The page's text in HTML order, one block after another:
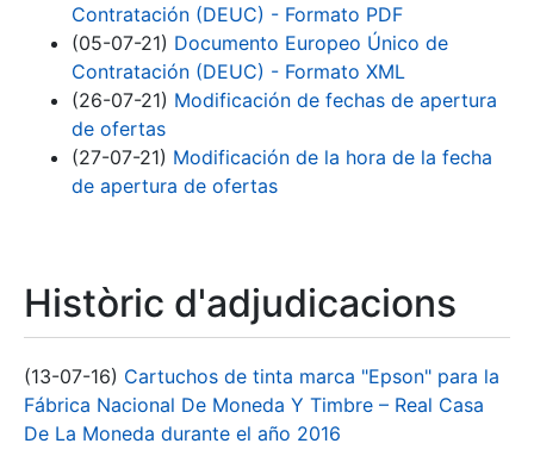
Contratación (DEUC) - Formato PDF
(05-07-21) Documento Europeo Único de
Contratación (DEUC) - Formato XML
(26-07-21) Modificación de fechas de apertura
de ofertas
(27-07-21) Modificación de la hora de la fecha
de apertura de ofertas
Històric d'adjudicacions
(13-07-16) Cartuchos de tinta marca "Epson" para la
Fábrica Nacional De Moneda Y Timbre – Real Casa
De La Moneda durante el año 2016